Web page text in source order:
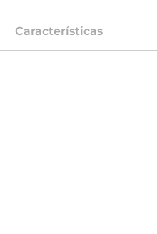
Características